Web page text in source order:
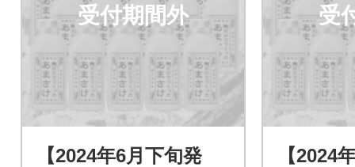
受付期間外
【2024年6月下旬発
受
【2024